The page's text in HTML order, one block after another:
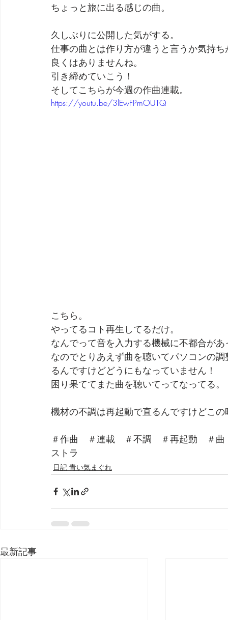
ちょっと旅に出る感じの曲。
久しぶりに公開した気がする。
仕事の曲とは作り方が違うと言うか気持
良くはありませんね。
引き締めていこう！
そしてこちらが今週の作曲連載。
https://youtu.be/3lEwFPmOUTQ
こちら。
やってるコト再生してるだけ。
なんでって音を入力する機械に不都合が
なのでとりあえず曲を聴いてパソコンの
るんですけどどうにもなっていません！
困り果ててまた曲を聴いてってなってる。
機材の不調は再起動で直るんですけどこ
＃作曲　＃連載　＃不調　＃再起動　＃
ストラ
日記 青い気まぐれ
最新記事